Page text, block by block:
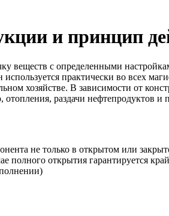
и принцип
веществ с определенными
практически во всех
хозяйстве. В зависимости от
раздачи нефтепродуктов и
не только в открытом или
полного открытия гарантируется